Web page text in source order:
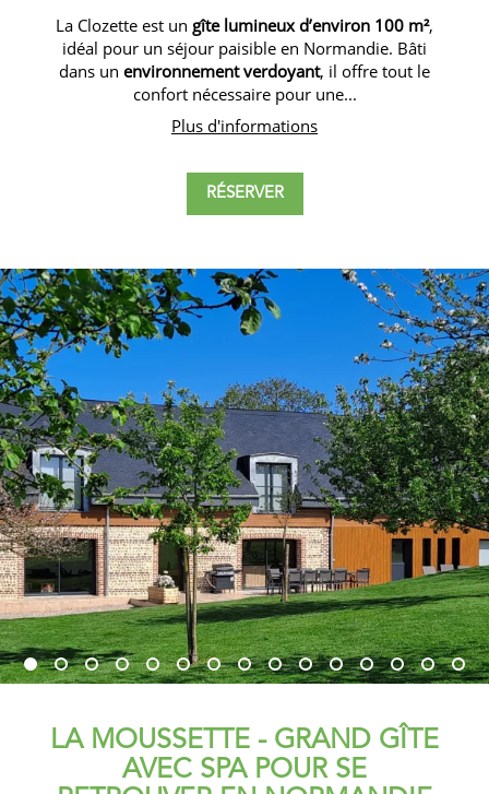
La Clozette est un gîte lumineux d’environ 100 m²,
idéal pour un séjour paisible en Normandie. Bâti
dans un environnement verdoyant, il offre tout le
confort nécessaire pour une...
Plus d'informations
RÉSERVER
LA MOUSSETTE - GRAND GÎTE
AVEC SPA POUR SE